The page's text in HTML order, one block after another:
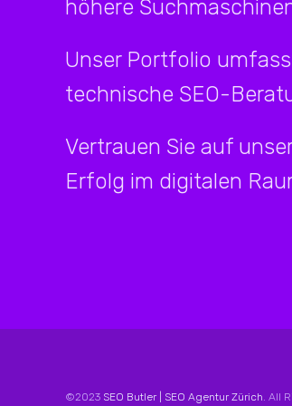
höhere
Unser Portfolio
technische SEO-
Vertrauen Sie auf
Erfolg im digitalen
©2023 SEO Butler | SEO Agentur Zürich. All